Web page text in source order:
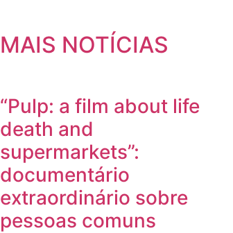
MAIS NOTÍCIAS
“Pulp: a film about life
death and
supermarkets”:
documentário
extraordinário sobre
pessoas comuns